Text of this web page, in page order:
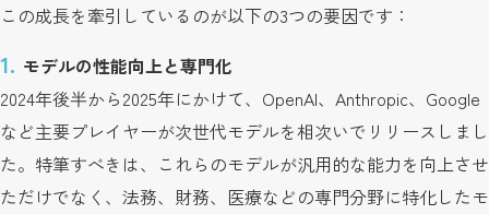
この成長を牽引しているのが以下の3つの要因です：
モデルの性能向上と専門化
2024年後半から2025年にかけて、OpenAI、Anthropic、Google
など主要プレイヤーが次世代モデルを相次いでリリースしまし
た。特筆すべきは、これらのモデルが汎用的な能力を向上させ
ただけでなく、法務、財務、医療などの専門分野に特化したモ